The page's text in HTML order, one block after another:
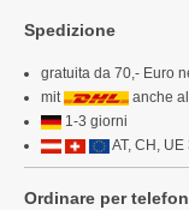
Spedizione
gratuita da 70,- Euro
mit
anche
1-3 giorni
AT, CH,
Ordinare per